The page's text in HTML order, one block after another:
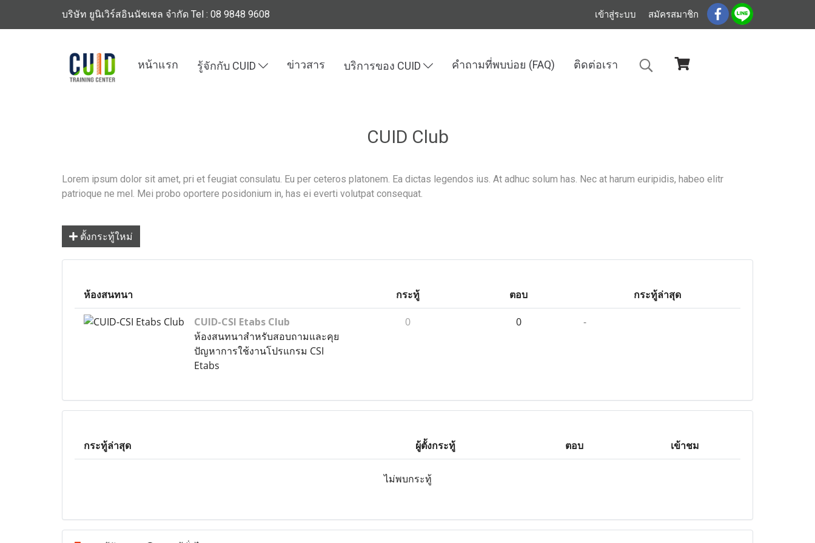
บริษัท ยูนิเวิร์สอินนัชเชล จำกัด Tel : 08 9848 9608 เข้าสู่ระบบ สมัครสมาชิก
หน้าแรก รู้จักกับ CUID ข่าวสาร บริการของ CUID คำถามที่พบบ่อย (FAQ) ติดต่อเรา
CUID Club
Lorem ipsum dolor sit amet, pri et feugiat consulatu. Eu per ceteros platonem. Ea dictas legendos ius. At adhuc solum has. Nec at harum euripidis, habeo elitr
patrioque ne mel. Mei probo oportere posidonium in, has ei everti volutpat consequat.
ตั้งกระทู้ใหม่
ห้องสนทนา กระทู้ ตอบ กระทู้ล่าสุด
CUID-CSI Etabs Club
ห้องสนทนาสำหรับสอบถามและคุย
ปัญหาการใช้งานโปรแกรม CSI
Etabs
0 0 -
กระทู้ล่าสุด ผู้ตั้งกระทู้ ตอบ เข้าชม
ไม่พบกระทู้